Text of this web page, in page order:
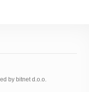
by bitnet d.o.o.